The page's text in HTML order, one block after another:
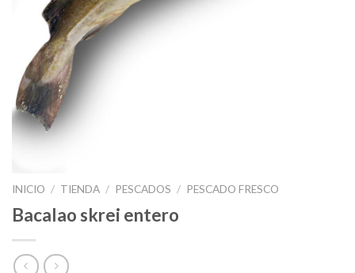
INICIO / TIENDA / PESCADOS / PESCADO FRESCO
Bacalao skrei entero